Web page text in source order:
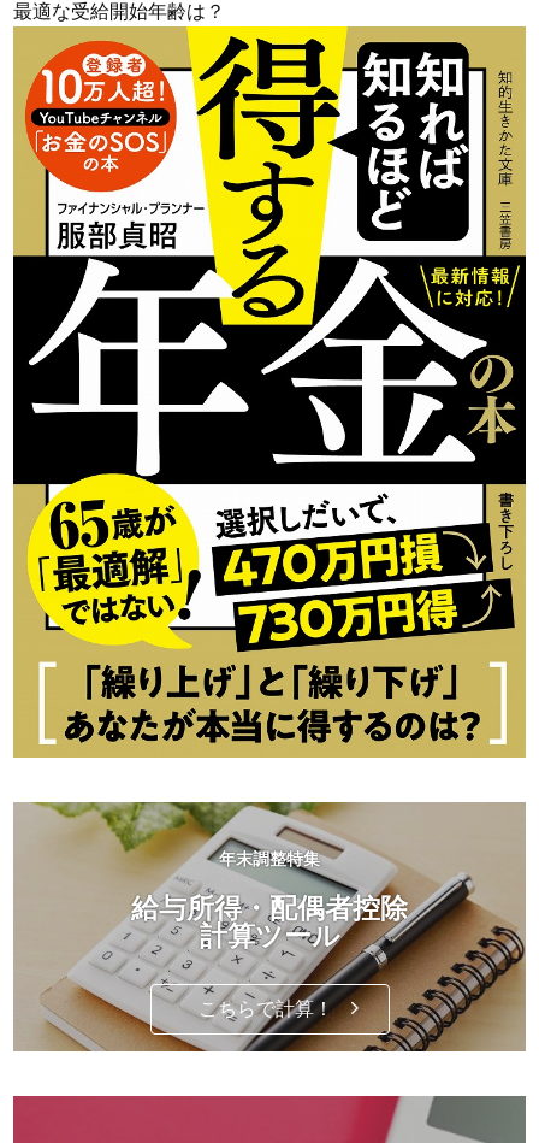
最適な受給開始年齢は？
年末調整特集
給与所得・配偶者控除
計算ツール
こちらで計算！